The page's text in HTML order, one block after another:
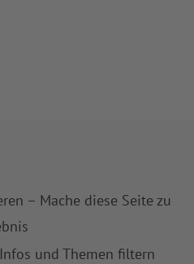
– Mache diese Seite zu
und Themen filtern